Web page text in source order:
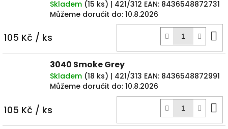
Skladem (15 ks) | 421/312 EAN: 8436548872731
Můžeme doručit do: 10.8.2026
105 Kč / ks
3040 Smoke Grey
Skladem (18 ks) | 421/313 EAN: 8436548872991
Můžeme doručit do: 10.8.2026
105 Kč / ks